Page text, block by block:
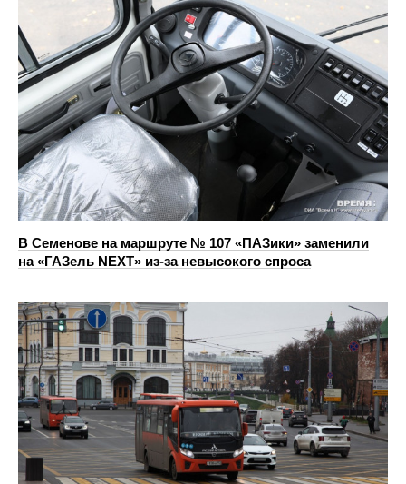
В Семенове на маршруте № 107 «ПАЗики» заменили
на «ГАЗель NEXT» из‑за невысокого спроса